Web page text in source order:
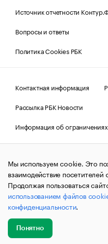
Источник отчетности
Вопросы и ответы
Политика Cookies РБК
Контактная информация
Рассылка РБК Новости
Информация об ограничениях
Правовая информация
О
© АО
и материалы
(зарегистрировано
связи, информационных
коммуникаций
№ФС77-63848)
публикации могут содержать
не предназначенную для
до 18 лет.
Мы используем cookie. Это
взаимодействие
Продолжая пользоваться
использованием файлов
конфиденциальности.
Понятно